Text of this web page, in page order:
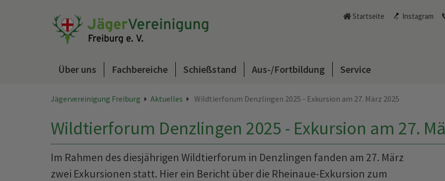
Startseite Instagram
Über uns Fachbereiche Schießstand Aus-/Fortbildung Service
Jägervereinigung Freiburg Aktuelles Wildtierforum Denzlingen 2025 - Exkursion am 27. März 2025
Wildtierforum Denzlingen 2025 - Exkursion am 27.
Im Rahmen des diesjährigen Wildtierforum in Denzlingen fanden am 27. März
zwei Exkursionen statt. Hier ein Bericht über die Rheinaue-Exkursion zum